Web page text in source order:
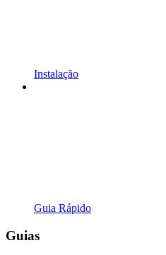
Instalação
Guia Rápido
Guias